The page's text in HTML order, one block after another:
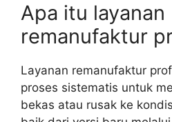
Apa itu layanan
remanufaktur
Layanan remanufaktur
proses sistematis untuk
bekas atau rusak ke